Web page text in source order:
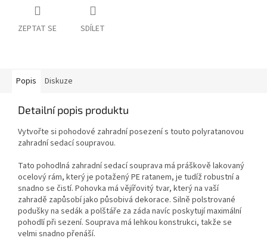
ZEPTAT SE SDÍLET
Popis Diskuze
Detailní popis produktu
Vytvořte si pohodové zahradní posezení s touto polyratanovou
zahradní sedací soupravou.
Tato pohodlná zahradní sedací souprava má práškově lakovaný
ocelový rám, který je potažený PE ratanem, je tudíž robustní a
snadno se čistí. Pohovka má vějířovitý tvar, který na vaší
zahradě zapůsobí jako působivá dekorace. Silně polstrované
podušky na sedák a polštáře za záda navíc poskytují maximální
pohodlí při sezení. Souprava má lehkou konstrukci, takže se
velmi snadno přenáší.